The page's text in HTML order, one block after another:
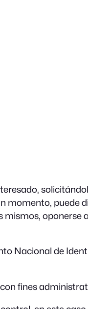
momento, puede
mismos,
Nacional de
fines